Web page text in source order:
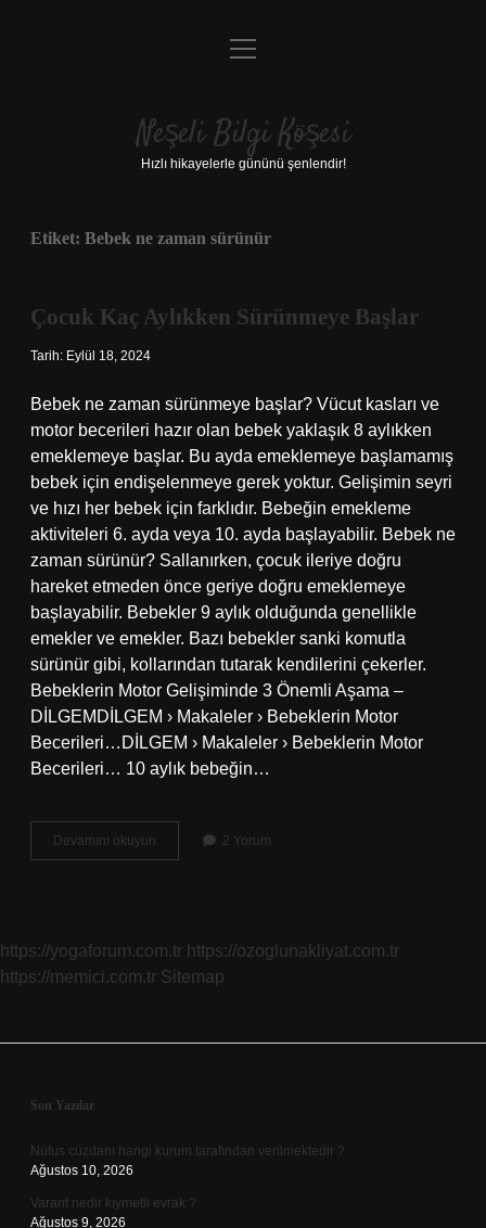
Anasayfa
Yasal Uyarı
menüyü
Neşeli Bilgi Köşesi
Hızlı hikayelerle gününü şenlendir!
Etiket: Bebek ne zaman sürünür
Çocuk Kaç Aylıkken Sürünmeye Başlar
Tarih: Eylül 18, 2024
Bebek ne zaman sürünmeye başlar? Vücut kasları ve
motor becerileri hazır olan bebek yaklaşık 8 aylıkken
emeklemeye başlar. Bu ayda emeklemeye başlamamış
bebek için endişelenmeye gerek yoktur. Gelişimin seyri
ve hızı her bebek için farklıdır. Bebeğin emekleme
aktiviteleri 6. ayda veya 10. ayda başlayabilir. Bebek ne
zaman sürünür? Sallanırken, çocuk ileriye doğru
hareket etmeden önce geriye doğru emeklemeye
başlayabilir. Bebekler 9 aylık olduğunda genellikle
emekler ve emekler. Bazı bebekler sanki komutla
sürünür gibi, kollarından tutarak kendilerini çekerler.
Bebeklerin Motor Gelişiminde 3 Önemli Aşama –
DİLGEMDİLGEM › Makaleler › Bebeklerin Motor
Becerileri…DİLGEM › Makaleler › Bebeklerin Motor
Becerileri… 10 aylık bebeğin…
Devamını okuyun
Kaç
2 Yorum
https://yogaforum.com.tr https://ozoglunakliyat.com.tr
https://memici.com.tr Sitemap
Sidebar
Son Yazılar
Nüfus cüzdanı hangi kurum tarafından verilmektedir ?
Ağustos 10, 2026
Varant nedir kıymetli evrak ?
Ağustos 9, 2026